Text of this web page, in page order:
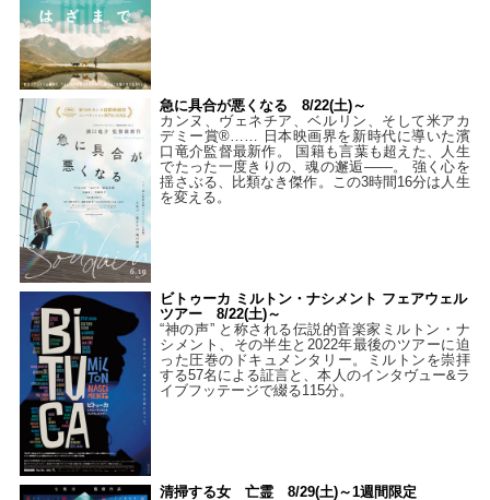
急に具合が悪くなる 8/22(土)～
カンヌ、ヴェネチア、ベルリン、そして米アカ
デミー賞®…… 日本映画界を新時代に導いた濱
口竜介監督最新作。 国籍も言葉も超えた、人生
でたった一度きりの、魂の邂逅――。 強く心を
揺さぶる、比類なき傑作。この3時間16分は人生
を変える。
ビトゥーカ ミルトン・ナシメント フェアウェル
ツアー 8/22(土)～
“神の声” と称される伝説的音楽家ミルトン・ナ
シメント、その半生と2022年最後のツアーに迫
った圧巻のドキュメンタリー。ミルトンを崇拝
する57名による証言と、本人のインタヴュー&ラ
イブフッテージで綴る115分。
清掃する女 亡霊 8/29(土)～1週間限定